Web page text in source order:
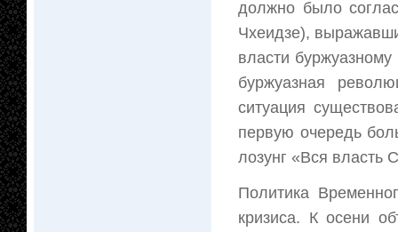
должно было
Чхеидзе),
власти
буржуазная
ситуация
первую очередь
лозунг «Вся власть
Политика
кризиса. К осени